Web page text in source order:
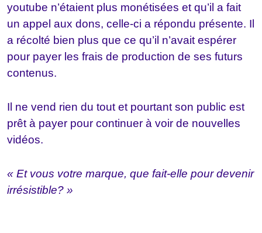
youtube n’étaient plus monétisées et qu’il a fait
un appel aux dons, celle-ci a répondu présente. Il
a récolté bien plus que ce qu’il n’avait espérer
pour payer les frais de production de ses futurs
contenus.
Il ne vend rien du tout et pourtant son public est
prêt à payer pour continuer à voir de nouvelles
vidéos.
« Et vous votre marque, que fait-elle pour devenir
irrésistible? »